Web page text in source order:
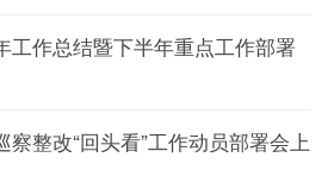
工作总结暨下半年重点工作部署
整改“回头看”工作动员部署会上